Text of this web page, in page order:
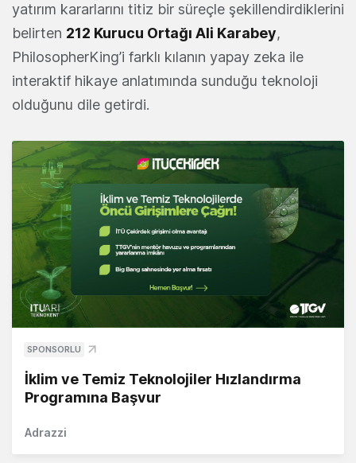
yatırım kararlarını titiz bir süreçle şekillendirdiklerini
belirten 212 Kurucu Ortağı Ali Karabey,
PhilosopherKing’i farklı kılanın yapay zeka ile
interaktif hikaye anlatımında sunduğu teknoloji
olduğunu dile getirdi.
SPONSORLU
İklim ve Temiz Teknolojiler Hızlandırma
Programına Başvur
Adrazzi